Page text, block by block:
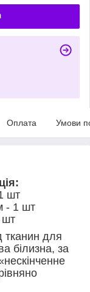
Оплата Умови
шт
- 1 шт
шт
тканин для
білизна, за